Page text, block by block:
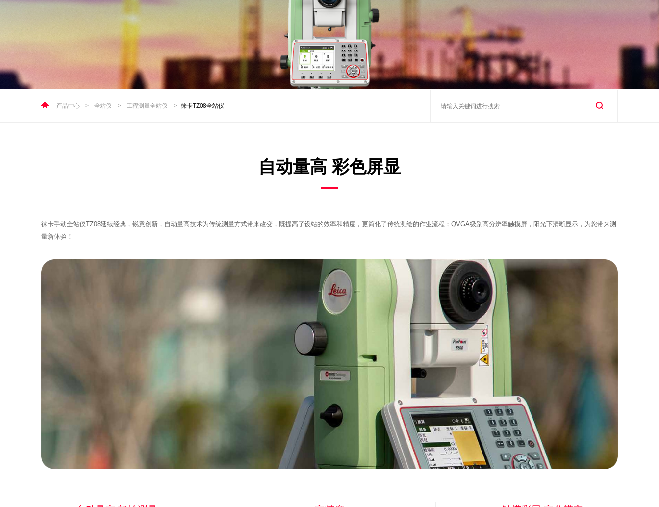
产品中心 > 全站仪 > 工程测量全站仪 > 徕卡TZ08全站仪
自动量高 彩色屏显
徕卡手动全站仪TZ08延续经典，锐意创新，自动量高技术为传统测量方式带来改变，既提高了设站的效率和精度，更简化了传统测绘的作业流程；QVGA级别高分辨率触摸屏，阳光下清晰显示，为您带来测
量新体验！